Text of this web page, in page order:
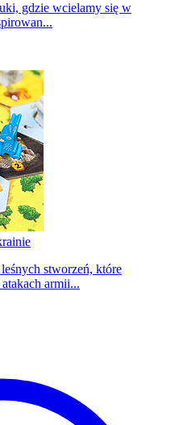
gdzie wcielamy się w
stworzeń, które
armii...